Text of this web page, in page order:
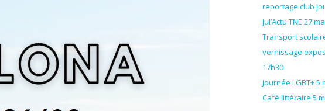
reportage club
Jul’Actu TNE 27
Transport
vernissage
17h30
journée LGBT+ 5
Café littéraire 5